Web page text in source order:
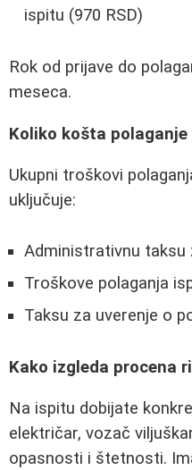
ispitu (970 RSD)
Rok od prijave do
meseca.
Koliko košta
Ukupni troškovi
uključuje:
Administrativnu taksu
Troškove polaganja
Taksu za uverenje o
Kako izgleda procena
Na ispitu dobijate
električar, vozač
opasnosti i štetnosti.